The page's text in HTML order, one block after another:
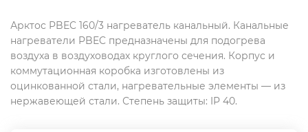
Арктос PBEC 160/3 нагреватель канальный. Канальные
нагреватели PBEC предназначены для подогрева
воздуха в воздуховодах круглого сечения. Корпус и
коммутационная коробка изготовлены из
оцинкованной стали, нагревательные элементы — из
нержавеющей стали. Степень защиты: IP 40.